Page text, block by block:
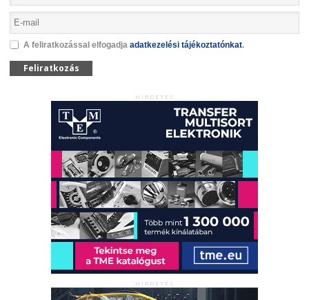
A feliratkozással elfogadja adatkezelési tájékoztatónkat.
Feliratkozás
HIRDETÉS
HIRDETÉS